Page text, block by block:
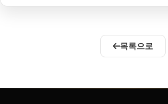
목록으로